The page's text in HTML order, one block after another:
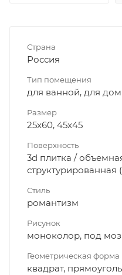
Страна
Россия
Тип помещения
для ванной, для
Размер
25x60, 45x45
Поверхность
3d плитка /
структурированная
Стиль
романтизм
Рисунок
моноколор, под
Геометрическая форма
квадрат,